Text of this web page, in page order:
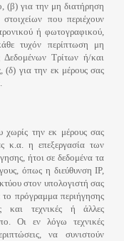
(β) για την μη διατήρηση
που περιέχουν
ή φωτογραφικού,
τυχόν περίπτωση μη
Δεδομένων Τρίτων ή/και
(δ) για την εκ μέρους σας
χωρίς την εκ μέρους σας
κ.α. η επεξεργασία των
ήτοι σε δεδομένα τα
όπως η διεύθυνση IP,
στον υπολογιστή σας
πρόγραμμα περιήγησης
και τεχνικές ή άλλες
Οι εν λόγω τεχνικές
να συνιστούν